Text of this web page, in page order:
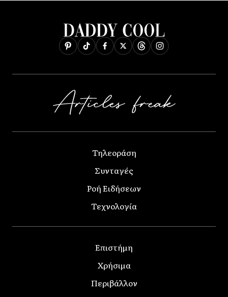
Τηλεοράση
Συνταγές
Ροή Ειδήσεων
Τεχνολογία
Επιστήμη
Χρήσιμα
Περιβάλλον